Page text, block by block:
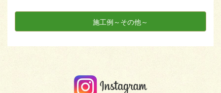
施工例～その他～